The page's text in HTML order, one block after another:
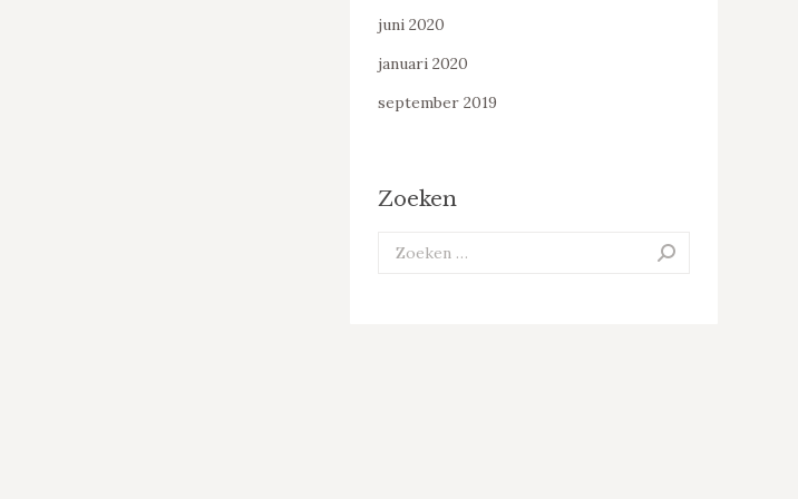
juni 2020
januari 2020
september 2019
Zoeken
Search: